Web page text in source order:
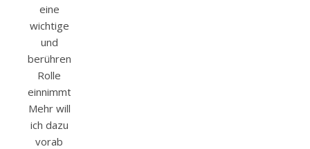
eine
wichtige
und
berührende
Rolle
einnimmt.
Mehr will
ich dazu
vorab